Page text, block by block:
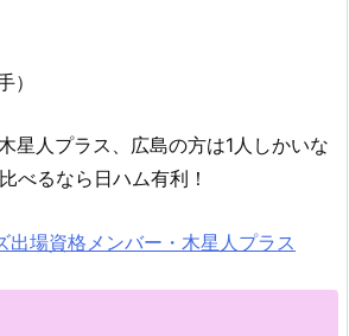
）
星人プラス、広島の方は1人しかいな
べるなら日ハム有利！
出場資格メンバー・木星人プラス